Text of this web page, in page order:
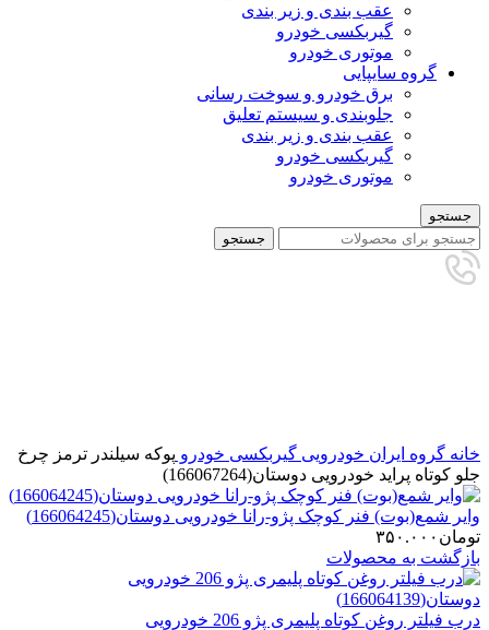
عقب بندی و زیر بندی
گیربکسی خودرو
موتوری خودرو
گروه سایپایی
برق خودرو و سوخت رسانی
جلوبندی و سیستم تعلیق
عقب بندی و زیر بندی
گیربکسی خودرو
موتوری خودرو
جستجو
جستجو
خانه گروه ایران خودرویی گیربکسی خودرو پوکه سیلندر ترمز چرخ
جلو کوتاه پراید خودرویی دوستان(166067264)
وایر شمع(بوت) فنر کوچک پژو-رانا خودرویی دوستان(166064245)
تومان ۳۵۰.۰۰۰
بازگشت به محصولات
درب فیلتر روغن کوتاه پلیمری پژو 206 خودرویی